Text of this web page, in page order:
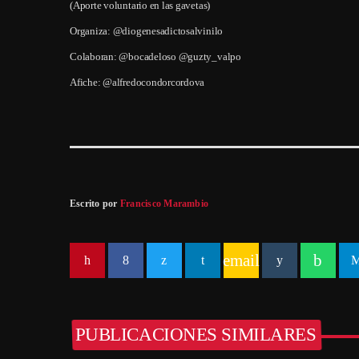
(Aporte voluntario en las gavetas)
Organiza: @diogenesadictosalvinilo
Colaboran: @bocadeloso @guzty_valpo
Afiche: @alfredocondorcordova
Escrito por Francisco Marambio
email
PUBLICACIONES SIMILARES